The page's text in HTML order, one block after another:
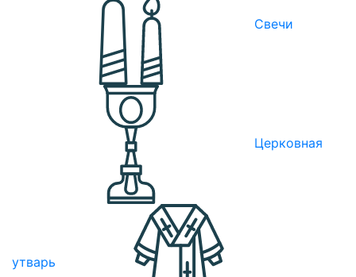
Свечи
Церковная
утварь